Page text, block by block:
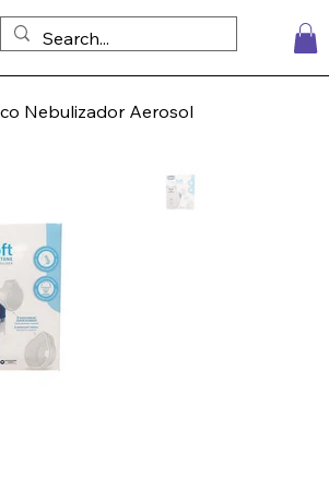
Nebulizador Aerosol